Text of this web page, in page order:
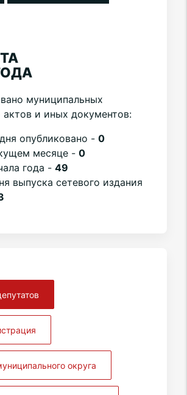
муниципальных
актов и иных документов:
опубликовано - 0
месяце - 0
года - 49
выпуска сетевого издания
округа